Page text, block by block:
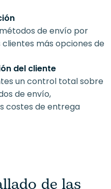
de envío por
clientes más opciones de
del cliente
un control total sobre
de envío,
costes de entrega